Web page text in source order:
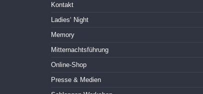
Kontakt
Ladies‘ Night
Memory
Mitternachtsführung
Online-Shop
Presse & Medien